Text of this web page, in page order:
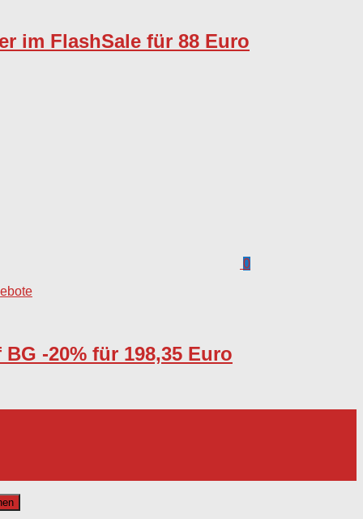
im FlashSale für 88 Euro
0
-20% für 198,35 Euro